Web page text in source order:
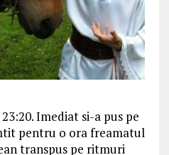
Imediat si-a pus pe
pentru o ora freamatul
transpus pe ritmuri